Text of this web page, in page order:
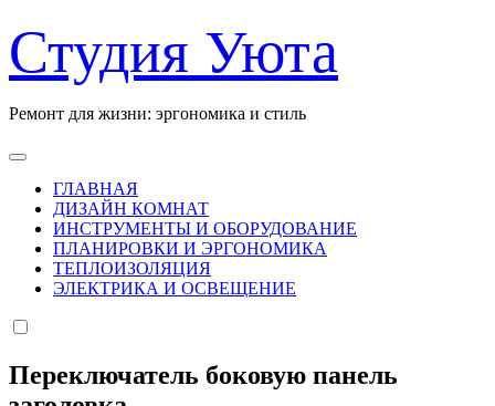
к
содержанию
Студия Уюта
Ремонт для жизни: эргономика и стиль
ГЛАВНАЯ
ДИЗАЙН КОМНАТ
ИНСТРУМЕНТЫ И ОБОРУДОВАНИЕ
ПЛАНИРОВКИ И ЭРГОНОМИКА
ТЕПЛОИЗОЛЯЦИЯ
ЭЛЕКТРИКА И ОСВЕЩЕНИЕ
Переключатель боковую панель